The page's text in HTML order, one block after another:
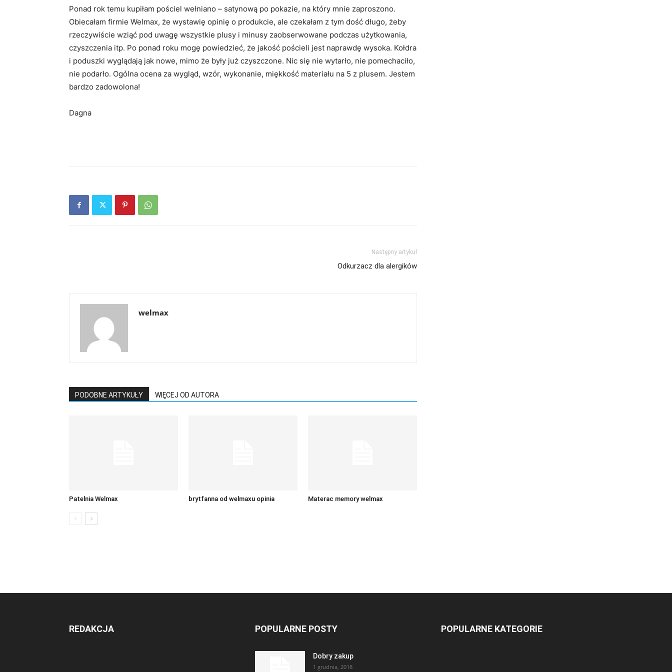
Ponad rok temu kupiłam pościel wełniano – satynową po pokazie, na który mnie zaproszono.
Obiecałam firmie Welmax, że wystawię opinię o produkcie, ale czekałam z tym dość długo, żeby
rzeczywiście wziąć pod uwagę wszystkie plusy i minusy zaobserwowane podczas użytkowania,
czyszczenia itp. Po ponad roku mogę powiedzieć, że jakość pościeli jest naprawdę wysoka. Kołdra
i poduszki wyglądają jak nowe, mimo że były już czyszczone. Nic się nie wytarło, nie pomechaciło,
nie podarło. Ogólna ocena za wygląd, wzór, wykonanie, miękkość materiału na 5 z plusem. Jestem
bardzo zadowolona!
Dagna
Następny artykuł
Odkurzacz dla alergików
welmax
PODOBNE ARTYKUŁY WIĘCEJ OD AUTORA
Patelnia Welmax brytfanna od welmaxu opinia Materac memory welmax
REDAKCJA POPULARNE POSTY
Dobry zakup
1 grudnia, 2018
POPULARNE KATEGORIE